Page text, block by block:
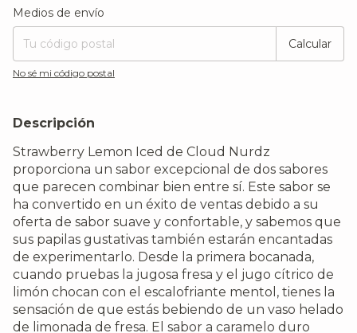
Entregas para el CP:
Medios de envío
Calcular
No sé mi código postal
Descripción
Strawberry Lemon Iced de Cloud Nurdz
proporciona un sabor excepcional de dos sabores
que parecen combinar bien entre sí. Este sabor se
ha convertido en un éxito de ventas debido a su
oferta de sabor suave y confortable, y sabemos que
sus papilas gustativas también estarán encantadas
de experimentarlo. Desde la primera bocanada,
cuando pruebas la jugosa fresa y el jugo cítrico de
limón chocan con el escalofriante mentol, tienes la
sensación de que estás bebiendo de un vaso helado
de limonada de fresa. El sabor a caramelo duro